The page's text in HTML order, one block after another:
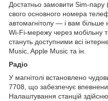
Достатньо замовити Sim-пару
свого основного номера
автомагнітолу — і вам більше
Wi-Fi-мережу через мобільну
стануть доступними всі
Music, Apple Music та ін.
Радіо
У магнітолі встановлено
7708, що забезпечує
Налаштування станцій